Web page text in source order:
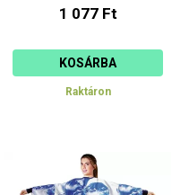
1 077 Ft
KOSÁRBA
Raktáron